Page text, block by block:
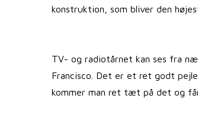
konstruktion, som bliver den
TV- og radiotårnet kan ses fra
Francisco. Det er et ret godt
kommer man ret tæt på det og